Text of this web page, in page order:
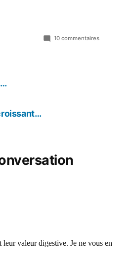
10 commentairessur
:
:
valeur digestive. Je ne vous en